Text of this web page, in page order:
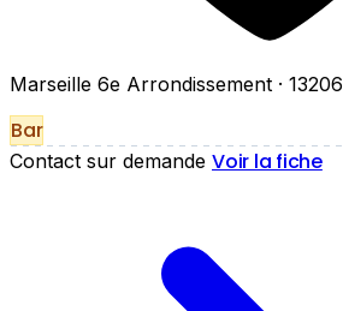
Marseille 6e Arrondissement · 13206
Bar
Contact sur demande Voir la fiche